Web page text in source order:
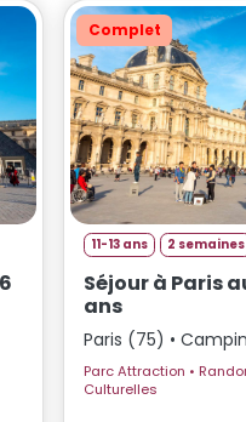
Complet
11-13 ans 2 semaines
Séjour à Paris
ans
Paris (75) •
Parc Attraction • Randonnées • Croisière • Visites
Culturelles